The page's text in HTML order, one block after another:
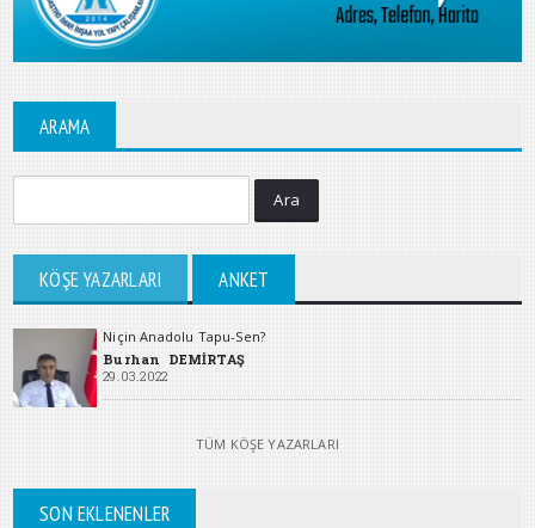
ARAMA
Ara
KÖŞE YAZARLARI ANKET
Niçin Anadolu Tapu-Sen?
Burhan DEMİRTAŞ
29.03.2022
TÜM KÖŞE YAZARLARI
SON EKLENENLER